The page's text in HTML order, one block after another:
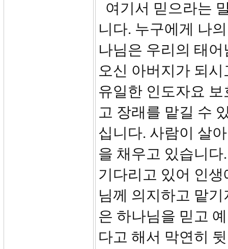
여기서 믿으라는
니다. 누구에게 나
나님은 우리의 태
오신 아버지가 되
유일한 인도자요
고 장래를 맡길 수
십니다. 사람이 살
을 채우고 있습니
기다리고 있어 인
님께 의지하고 맡
은 하나님을 믿고
다고 해서 막연히